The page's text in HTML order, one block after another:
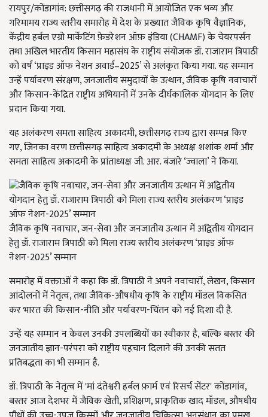
रायपुर/कोंडागांव: छत्तीसगढ़ की राजधानी में आयोजित एक भव्य और
गरिमामय राज्य स्तरीय समारोह में देश के प्रख्यात जैविक कृषि वैज्ञानिक,
केंद्रीय हर्बल एग्रो मार्केटिंग फ़ेडरेशन ऑफ़ इंडिया (CHAMF) के चेयरपर्सन
तथा अखिल भारतीय किसान महासंघ के राष्ट्रीय संयोजक डॉ. राजाराम त्रिपाठी
को वर्ष ‘प्राइड ऑफ नेशन अवार्ड–2025’ से अलंकृत किया गया. यह सम्मान
उन्हें पर्यावरण संरक्षण, जनजातीय समुदायों के उत्थान, जैविक कृषि नवाचारों
और किसान-केंद्रित राष्ट्रीय अभियानों में उनके दीर्घकालिक योगदान के लिए
प्रदान किया गया.
यह अलंकरण समता साहित्य अकादमी, छत्तीसगढ़ राज्य द्वारा सम्पन्न किए
गए, जिनका वरण छत्तीसगढ़ साहित्य अकादमी के अध्यक्ष शशांक शर्मा और
समता साहित्य अकादमी के प्रांताध्यक्ष जी. आर. बंजारे ‘ज्वाला’ ने किया.
जैविक कृषि नवाचार, जन-सेवा और जनजातीय उत्थान में अद्वितीय योगदान
हेतु डॉ. राजाराम त्रिपाठी को मिला राज्य स्तरीय अलंकरण ‘प्राइड ऑफ
नेशन-2025’ सम्मान
समारोह में वक्ताओं ने कहा कि डॉ. त्रिपाठी ने अपने नवाचारों, लेखन, किसान
आंदोलनों में नेतृत्व, तथा जैविक-औषधीय कृषि के राष्ट्रीय मॉडल विकसित
कर भारत की किसान-नीति और पर्यावरण-चिंतन को नई दिशा दी है.
उन्हें यह सम्मान न केवल उनकी उपलब्धियों का स्वीकार है, बल्कि बस्तर की
जनजातीय ज्ञान-परंपरा को राष्ट्रीय पहचान दिलाने की उनकी सतत
प्रतिबद्धता का भी सम्मान है.
डॉ. त्रिपाठी के नेतृत्व में 'मां दंतेश्वरी हर्बल फ़ार्म एवं रिसर्च सेंटर' कोंडागांव,
बस्तर आज देशभर में जैविक खेती, प्रशिक्षण, प्राकृतिक खाद मॉडल, औषधीय